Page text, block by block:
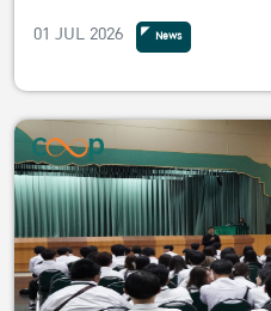
Gestion (SESG), L’Institut
01 JUL 2026 News